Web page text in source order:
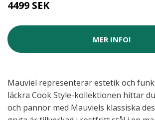
4499 SEK
MER INFO!
Mauviel representerar estetik och
läckra Cook Style-kollektionen hittar
och pannor med Mauviels klassiska